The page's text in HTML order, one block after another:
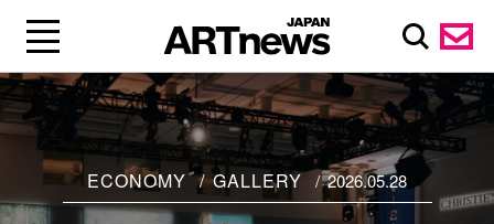
ECONOMY GALLERY 2026.05.28